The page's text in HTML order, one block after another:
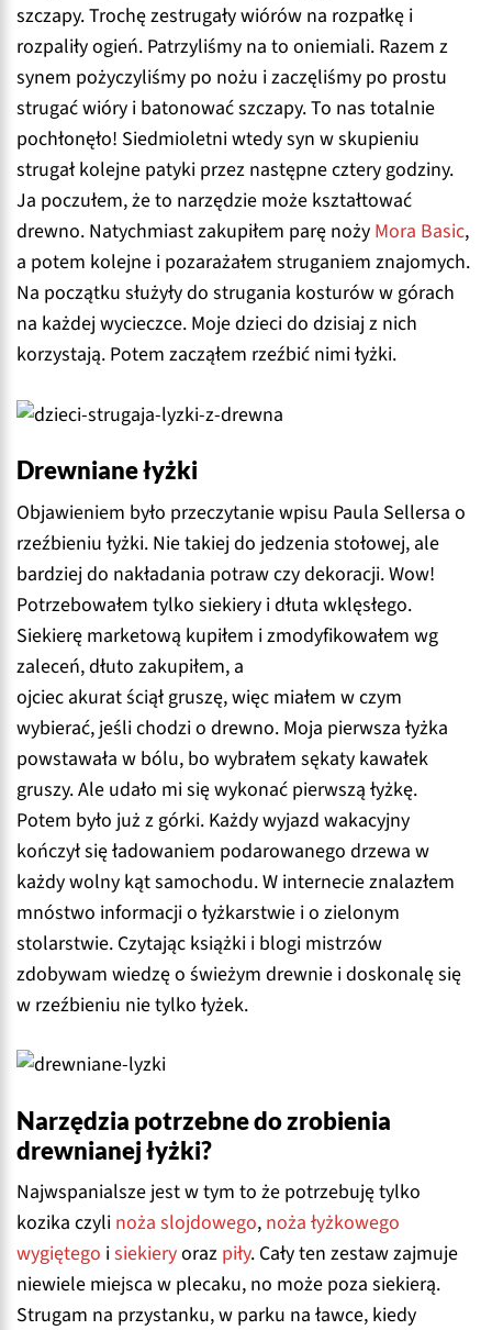
szczapy. Trochę zestrugały wiórów na rozpałkę i
rozpaliły ogień. Patrzyliśmy na to oniemiali. Razem z
synem pożyczyliśmy po nożu i zaczęliśmy po prostu
strugać wióry i batonować szczapy. To nas totalnie
pochłonęło! Siedmioletni wtedy syn w skupieniu
strugał kolejne patyki przez następne cztery godziny.
Ja poczułem, że to narzędzie może kształtować
drewno. Natychmiast zakupiłem parę noży Mora Basic,
a potem kolejne i pozarażałem struganiem znajomych.
Na początku służyły do strugania kosturów w górach
na każdej wycieczce. Moje dzieci do dzisiaj z nich
korzystają. Potem zacząłem rzeźbić nimi łyżki.
Drewniane łyżki
Objawieniem było przeczytanie wpisu Paula Sellersa o
rzeźbieniu łyżki. Nie takiej do jedzenia stołowej, ale
bardziej do nakładania potraw czy dekoracji. Wow!
Potrzebowałem tylko siekiery i dłuta wklęsłego.
Siekierę marketową kupiłem i zmodyfikowałem wg
zaleceń, dłuto zakupiłem, a
ojciec akurat ściął gruszę, więc miałem w czym
wybierać, jeśli chodzi o drewno. Moja pierwsza łyżka
powstawała w bólu, bo wybrałem sękaty kawałek
gruszy. Ale udało mi się wykonać pierwszą łyżkę.
Potem było już z górki. Każdy wyjazd wakacyjny
kończył się ładowaniem podarowanego drzewa w
każdy wolny kąt samochodu. W internecie znalazłem
mnóstwo informacji o łyżkarstwie i o zielonym
stolarstwie. Czytając książki i blogi mistrzów
zdobywam wiedzę o świeżym drewnie i doskonalę się
w rzeźbieniu nie tylko łyżek.
Narzędzia potrzebne do zrobienia
drewnianej łyżki?
Najwspanialsze jest w tym to że potrzebuję tylko
kozika czyli noża slojdowego, noża łyżkowego
wygiętego isiekieryoraz piły. Cały ten zestaw zajmuje
niewiele miejsca w plecaku, no może poza siekierą.
Strugam na przystanku, w parku na ławce, kiedy